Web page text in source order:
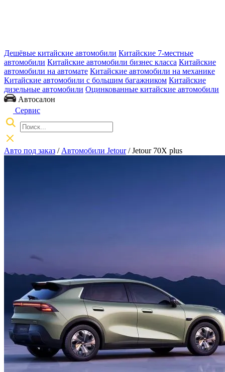
Дешёвые китайские автомобили Китайские 7-местные
автомобили Китайские автомобили бизнес класса Китайские
автомобили на автомате Китайские автомобили на механике
Китайские автомобили с большим багажником Китайские
дизельные автомобили Оцинкованные китайские автомобили
Автосалон
Сервис
Авто под заказ / Автомобили Jetour / Jetour 70X plus